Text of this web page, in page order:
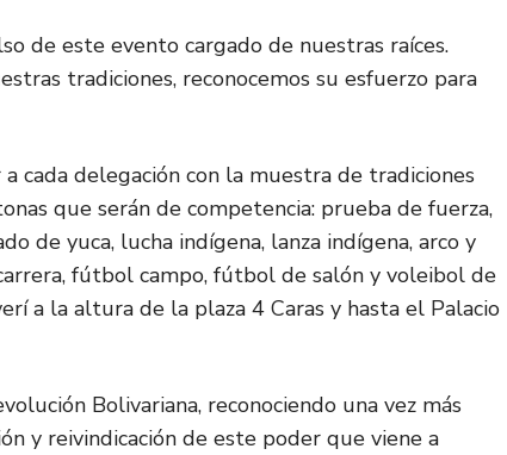
de este evento cargado de nuestras raíces.
tradiciones, reconocemos su esfuerzo para
cada delegación con la muestra de tradiciones
que serán de competencia: prueba de fuerza,
de yuca, lucha indígena, lanza indígena, arco y
fútbol campo, fútbol de salón y voleibol de
a la altura de la plaza 4 Caras y hasta el Palacio
Bolivariana, reconociendo una vez más
y reivindicación de este poder que viene a